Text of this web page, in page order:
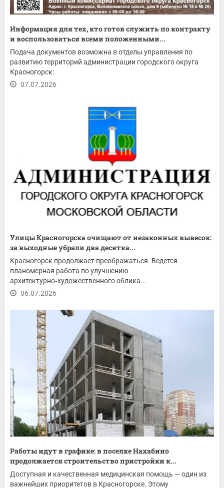
Информация для тех, кто готов служить по контракту
и воспользоваться всеми положенными...
Подача документов возможна в отделы управления по
развитию территорий администрации городского округа
Красногорск:
07.07.2026
Улицы Красногорска очищают от незаконных вывесок:
за выходные убрали два десятка...
Красногорск продолжает преображаться. Ведется
планомерная работа по улучшению
архитектурно‑художественного облика...
06.07.2026
Работы идут в графике: в поселке Нахабино
продолжается строительство пристройки к...
Доступная и качественная медицинская помощь — один из
важнейших приоритетов в Красногорске. Этому